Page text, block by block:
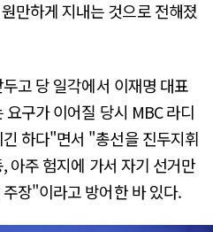
만하게 지내는 것으로 전해졌
고 당 일각에서 이재명 대표
구가 이어질 당시 MBC 라디
하다"면서 "총선을 진두지휘
아주 험지에 가서 자기 선거만
장"이라고 방어한 바 있다.